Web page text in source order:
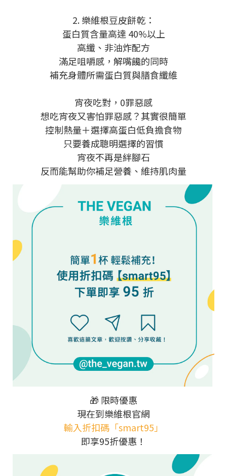
2. 樂維根豆皮餅乾：
蛋白質含量高達 40%以上
高纖、非油炸配方
滿足咀嚼感，解嘴饞的同時
補充身體所需蛋白質與膳食纖維
宵夜吃對，0罪惡感
想吃宵夜又害怕罪惡感？其實很簡單
控制熱量＋選擇高蛋白低負擔食物
只要養成聰明選擇的習慣
宵夜不再是絆腳石
反而能幫助你補足營養、維持肌肉量
🎁 限時優惠
現在到樂維根官網
輸入折扣碼「smart95」
即享95折優惠！